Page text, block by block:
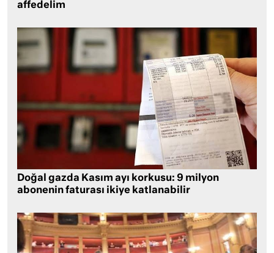
affedelim
Doğal gazda Kasım ayı korkusu: 9 milyon
abonenin faturası ikiye katlanabilir